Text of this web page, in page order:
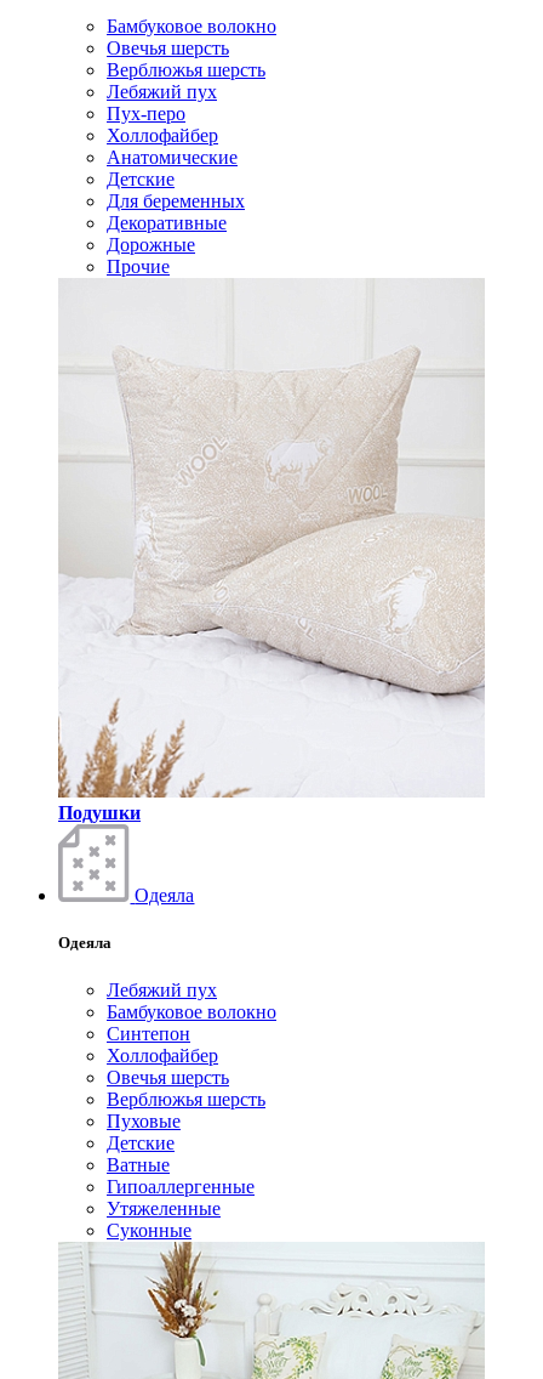
Бамбуковое волокно
Овечья шерсть
Верблюжья шерсть
Лебяжий пух
Пух-перо
Холлофайбер
Анатомические
Детские
Для беременных
Декоративные
Дорожные
Прочие
Подушки
Одеяла
Одеяла
Лебяжий пух
Бамбуковое волокно
Синтепон
Холлофайбер
Овечья шерсть
Верблюжья шерсть
Пуховые
Детские
Ватные
Гипоаллергенные
Утяжеленные
Суконные